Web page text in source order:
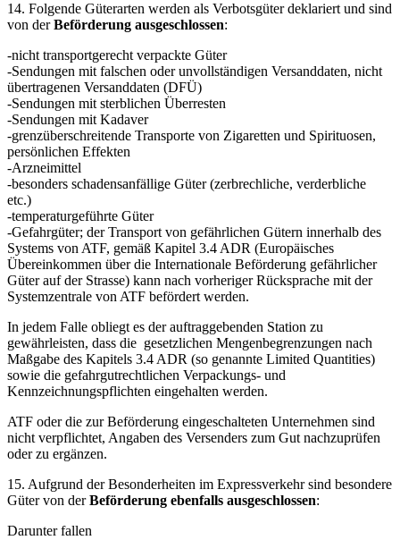
14. Folgende Güterarten werden als Verbotsgüter deklariert und sind
von derBeförderung ausgeschlossen:
-nicht transportgerecht verpackte Güter
-Sendungen mit falschen oder unvollständigen Versanddaten, nicht
übertragenen Versanddaten (DFÜ)
-Sendungen mit sterblichen Überresten
-Sendungen mit Kadaver
-grenzüberschreitende Transporte von Zigaretten und Spirituosen,
persönlichen Effekten
-Arzneimittel
-besonders schadensanfällige Güter (zerbrechliche, verderbliche
etc.)
-temperaturgeführte Güter
-Gefahrgüter; der Transport von gefährlichen Gütern innerhalb des
Systems von ATF, gemäß Kapitel 3.4 ADR (Europäisches
Übereinkommen über die Internationale Beförderung gefährlicher
Güter auf der Strasse) kann nach vorheriger Rücksprache mit der
Systemzentrale von ATF befördert werden.
In jedem Falle obliegt es der auftraggebenden Station zu
gewährleisten, dass die gesetzlichen Mengenbegrenzungen nach
Maßgabe des Kapitels 3.4 ADR (so genannte Limited Quantities)
sowie die gefahrgutrechtlichen Verpackungs- und
Kennzeichnungspflichten eingehalten werden.
ATF oder die zur Beförderung eingeschalteten Unternehmen sind
nicht verpflichtet, Angaben des Versenders zum Gut nachzuprüfen
oder zu ergänzen.
15. Aufgrund der Besonderheiten im Expressverkehr sind besondere
Güter von derBeförderung ebenfalls ausgeschlossen:
Darunter fallen